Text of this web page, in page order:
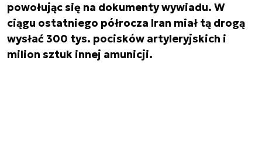
powołując się na dokumenty wywiadu. W
ciągu ostatniego półrocza Iran miał tą drogą
wysłać 300 tys. pocisków artyleryjskich i
milion sztuk innej amunicji.